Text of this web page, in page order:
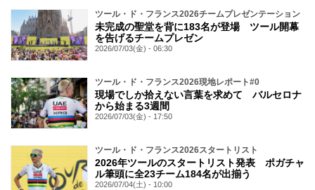
ツール・ド・フランス2026チームプレゼンテーション
未完成の聖堂を背に183名が登場 ツール開幕
を告げるチームプレゼン
2026/07/03(金) - 06:30
ツール・ド・フランス2026現地レポート#0
現場でしか拾えない言葉を求めて バルセロナ
から始まる3週間
2026/07/03(金) - 17:50
ツール・ド・フランス2026スタートリスト
2026年ツールのスタートリスト発表 ポガチャ
ル筆頭に全23チーム184名が出揃う
2026/07/04(土) - 10:00